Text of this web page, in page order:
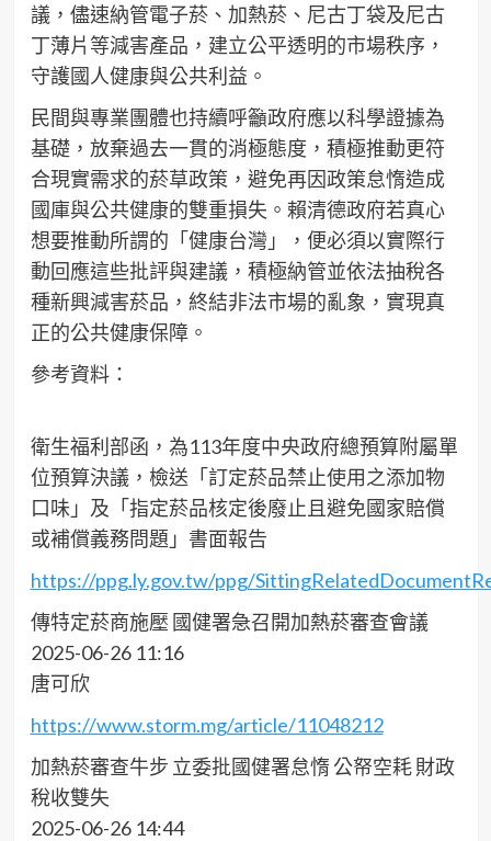
議，儘速納管電子菸、加熱菸、尼古丁袋及尼古
丁薄片等減害產品，建立公平透明的市場秩序，
守護國人健康與公共利益。
民間與專業團體也持續呼籲政府應以科學證據為
基礎，放棄過去一貫的消極態度，積極推動更符
合現實需求的菸草政策，避免再因政策怠惰造成
國庫與公共健康的雙重損失。賴清德政府若真心
想要推動所謂的「健康台灣」，便必須以實際行
動回應這些批評與建議，積極納管並依法抽稅各
種新興減害菸品，終結非法市場的亂象，實現真
正的公共健康保障。
參考資料：
衛生福利部函，為113年度中央政府總預算附屬單
位預算決議，檢送「訂定菸品禁止使用之添加物
口味」及「指定菸品核定後廢止且避免國家賠償
或補償義務問題」書面報告
https://ppg.ly.gov.tw/ppg/
傳特定菸商施壓 國健署急召開加熱菸審查會議
2025-06-26 11:16
唐可欣
https://www.storm.mg/article/11048212
加熱菸審查牛步 立委批國健署怠惰 公帑空耗 財政
稅收雙失
2025-06-26 14:44